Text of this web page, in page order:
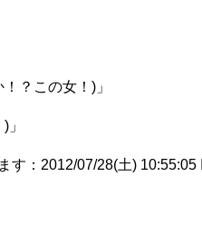
？この女！)」
す：2012/07/28(土) 10:55:05